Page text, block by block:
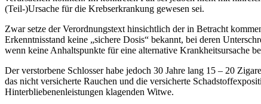
(Teil-)Ursache für die Krebserkrankung gewesen sei.
Zwar setze der Verordnungstext hinsichtlich der in Betracht
Erkenntnisstand keine „sichere Dosis“ bekannt, bei deren
wenn keine Anhaltspunkte für eine alternative Krankheitsursache
Der verstorbene Schlosser habe jedoch 30 Jahre lang 15 – 20
das nicht versicherte Rauchen und die versicherte
Hinterbliebenenleistungen klagenden Witwe.